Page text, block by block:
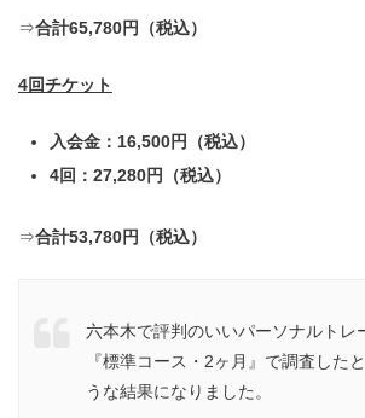
⇒合計65,780円（税込）
4回チケット
入会金：16,500円（税込）
4回：27,280円（税込）
⇒合計53,780円（税込）
六本木で評判のいいパーソナルトレ
『標準コース・2ヶ月』で調査した
うな結果になりました。